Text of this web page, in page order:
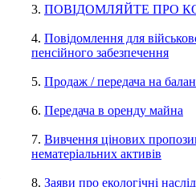
3. ПОВІДОМЛЯЙТЕ ПРО
4. Повідомлення для
пенсійного забезпечення
5. Продаж / передача на
6. Передача в оренду майна
7. Вивчення цінових
нематеріальних активів
8. Заяви про екологічні